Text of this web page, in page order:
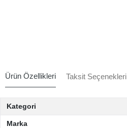
Ürün Özellikleri Taksit Seçenekleri
Kategori
Marka